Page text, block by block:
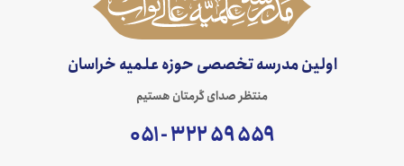
اولین مدرسه تخصصی حوزه علمیه خراسان
منتظر صدای گرمتان هستیم